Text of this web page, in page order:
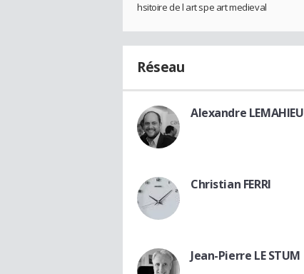
hsitoire de l art spe art medieval
Réseau
Alexandre LEMAHIEU
Christian FERRI
Jean-Pierre LE STUM